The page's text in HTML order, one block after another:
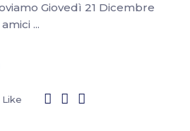
Giovedì 21 Dicembre
Like